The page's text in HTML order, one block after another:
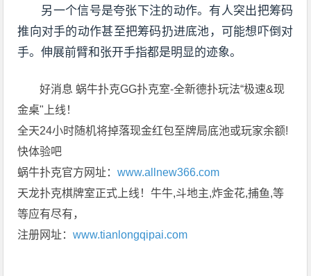
另一个信号是夸张下注的动作。有人突出把筹码
推向对手的动作甚至把筹码扔进底池，可能想吓倒对
手。伸展前臂和张开手指都是明显的迹象。
好消息 蜗牛扑克GG扑克室-全新德扑玩法“极速&现
金桌"上线！
全天24小时随机将掉落现金红包至牌局底池或玩家余额!
快体验吧
蜗牛扑克官方网址：www.allnew366.com
天龙扑克棋牌室正式上线！牛牛,斗地主,炸金花,捕鱼,等
等应有尽有，
注册网址：www.tianlongqipai.com